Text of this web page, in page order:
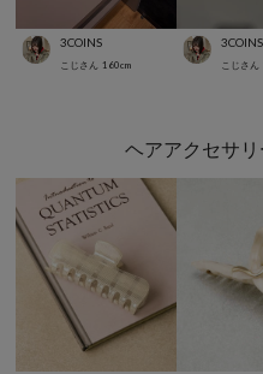
3COINS
こじさん 160cm
3COINS
こじさん
ヘアアクセサ